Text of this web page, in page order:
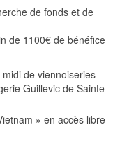
de fonds et de
de 1100€ de bénéfice
de viennoiseries
Guillevic de Sainte
» en accès libre